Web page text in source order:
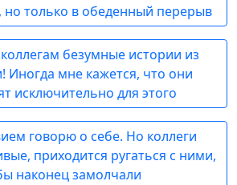
только в обеденный перерыв
безумные истории из
Иногда мне кажется, что они
исключительно для этого
говорю о себе. Но коллеги
приходится ругаться с ними,
наконец замолчали